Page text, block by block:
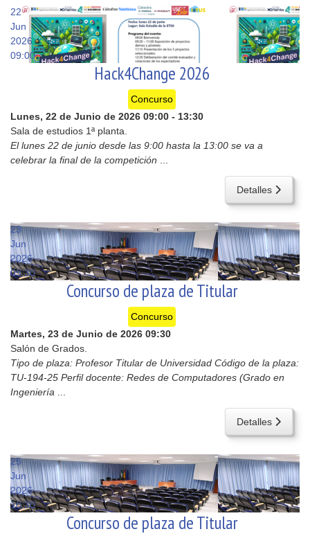
22
Jun
2026
09:00
Hack4Change 2026
Concurso
Lunes, 22 de Junio de 2026 09:00 - 13:30
Sala de estudios 1ª planta.
El lunes 22 de junio desde las 9:00 hasta la 13:00 se va a
celebrar la final de la competición
Detalles
23
Jun
2026
09:30
Concurso de plaza de Titular
Concurso
Martes, 23 de Junio de 2026 09:30
Salón de Grados.
Tipo de plaza: Profesor Titular de Universidad Código de la plaza:
TU-194-25 Perfil docente: Redes de Computadores (Grado en
Ingeniería
Detalles
25
Jun
2026
10:30
Concurso de plaza de Titular